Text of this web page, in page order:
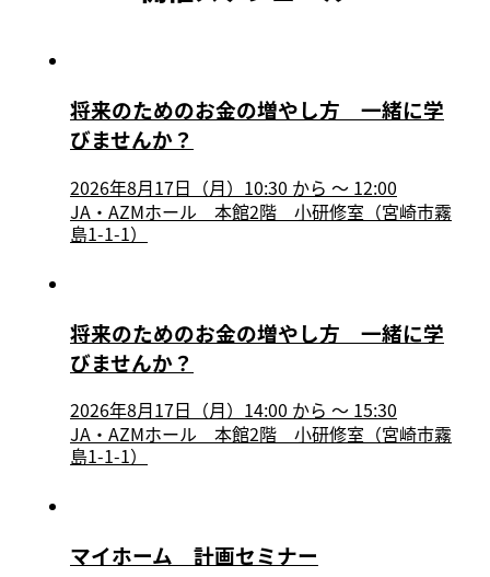
将来のためのお金の増やし方 一緒に学
びませんか？
2026年8月17日（月）10:30 から 〜 12:00
JA・AZMホール 本館2階 小研修室（宮崎市霧
島1-1-1）
将来のためのお金の増やし方 一緒に学
びませんか？
2026年8月17日（月）14:00 から 〜 15:30
JA・AZMホール 本館2階 小研修室（宮崎市霧
島1-1-1）
マイホーム 計画セミナー